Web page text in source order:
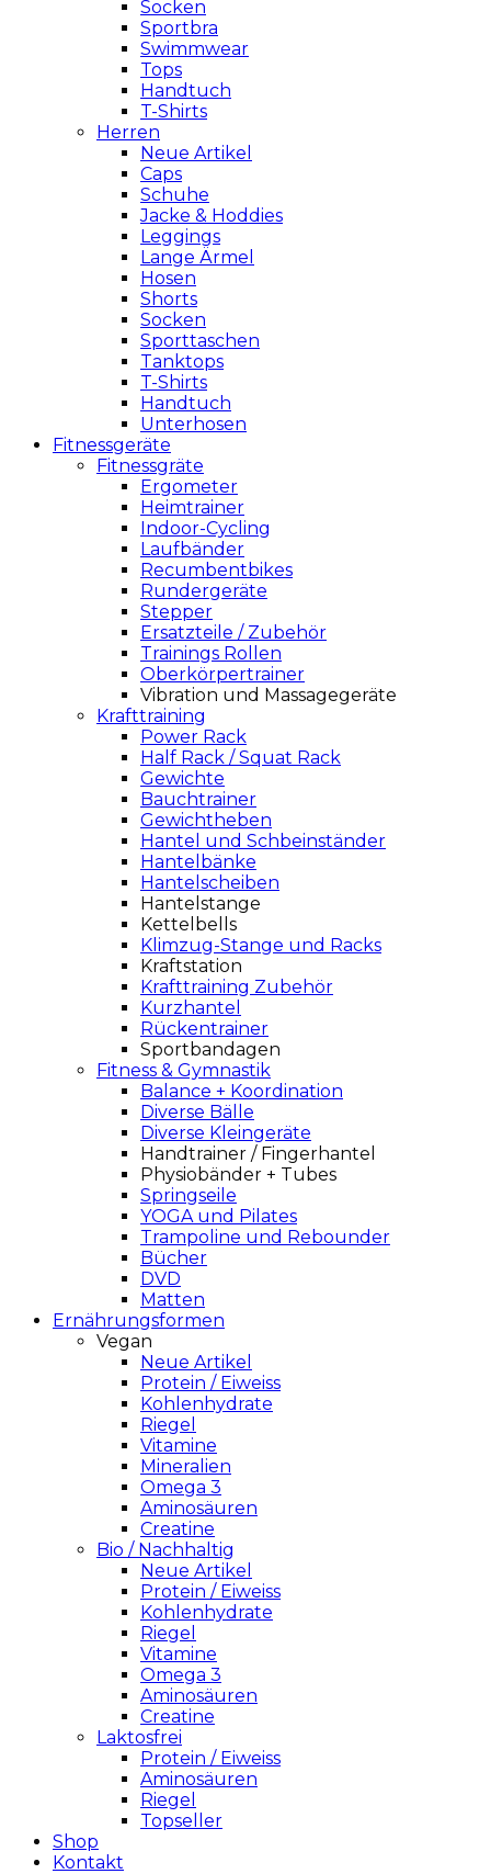
Socken
Sportbra
Swimmwear
Tops
Handtuch
T-Shirts
Herren
Neue Artikel
Caps
Schuhe
Jacke & Hoddies
Leggings
Lange Ärmel
Hosen
Shorts
Socken
Sporttaschen
Tanktops
T-Shirts
Handtuch
Unterhosen
Fitnessgeräte
Fitnessgräte
Ergometer
Heimtrainer
Indoor-Cycling
Laufbänder
Recumbentbikes
Rundergeräte
Stepper
Ersatzteile / Zubehör
Trainings Rollen
Oberkörpertrainer
Vibration und Massagegeräte
Krafttraining
Power Rack
Half Rack / Squat Rack
Gewichte
Bauchtrainer
Gewichtheben
Hantel und Schbeinständer
Hantelbänke
Hantelscheiben
Hantelstange
Kettelbells
Klimzug-Stange und Racks
Kraftstation
Krafttraining Zubehör
Kurzhantel
Rückentrainer
Sportbandagen
Fitness & Gymnastik
Balance + Koordination
Diverse Bälle
Diverse Kleingeräte
Handtrainer / Fingerhantel
Physiobänder + Tubes
Springseile
YOGA und Pilates
Trampoline und Rebounder
Bücher
DVD
Matten
Ernährungsformen
Vegan
Neue Artikel
Protein / Eiweiss
Kohlenhydrate
Riegel
Vitamine
Mineralien
Omega 3
Aminosäuren
Creatine
Bio / Nachhaltig
Neue Artikel
Protein / Eiweiss
Kohlenhydrate
Riegel
Vitamine
Omega 3
Aminosäuren
Creatine
Laktosfrei
Protein / Eiweiss
Aminosäuren
Riegel
Topseller
Shop
Kontakt